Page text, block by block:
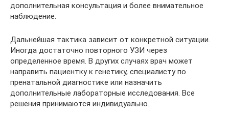
дополнительная консультация и более внимательное
наблюдение.
Дальнейшая тактика зависит от конкретной ситуации.
Иногда достаточно повторного УЗИ через
определенное время. В других случаях врач может
направить пациентку к генетику, специалисту по
пренатальной диагностике или назначить
дополнительные лабораторные исследования. Все
решения принимаются индивидуально.